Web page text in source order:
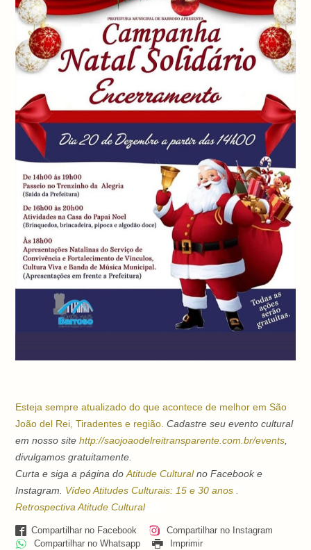
Esteja sempre atualizado do que acontece de melhor em São
João del Rei, Tiradentes e região.Cadastre seu evento cultural
em nosso sitehttp://saojoaodelreitransparente.com.br/events
divulgamos gratuitamente.
Curta e siga a página doAtitude Cultural no Facebook e
Instagram. Vídeo Atitudes Culturais: 15 e 30 anos .
Retrospectiva Atitude Cultural
Compartilhar no Facebook
Compartilhar no Instagram
Compartilhar no Whatsapp
Imprimir